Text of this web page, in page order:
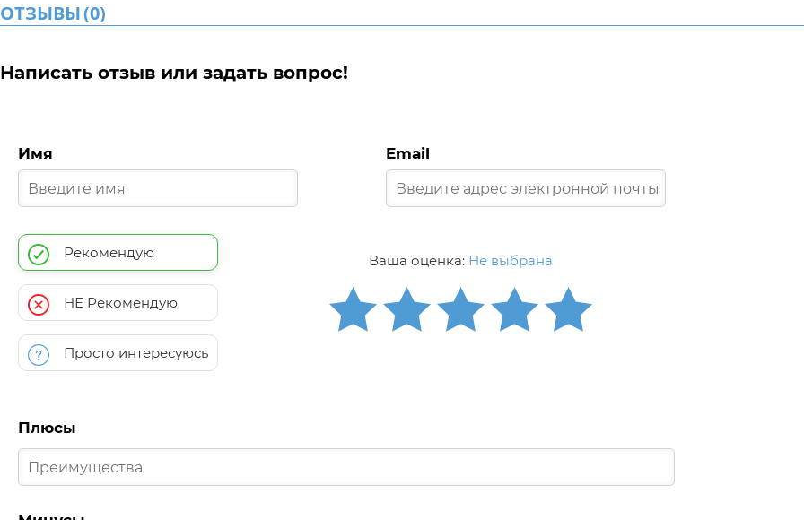
ОТЗЫВЫ(0)
Написать отзыв или задать вопрос!
Имя Email
Рекомендую
НЕ Рекомендую
Просто интересуюсь
Ваша оценка: Не выбрана
Плюсы